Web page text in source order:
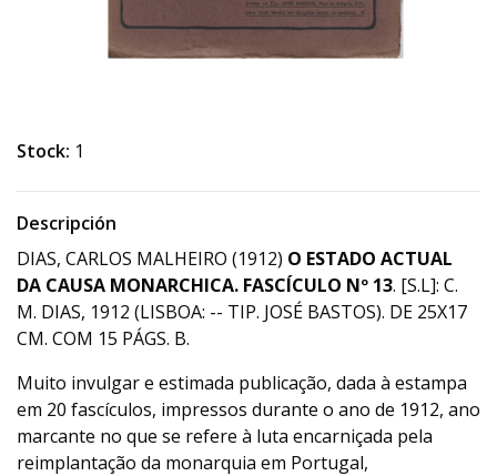
Stock: 1
Descripción
DIAS, CARLOS MALHEIRO (1912) O ESTADO ACTUAL
DA CAUSA MONARCHICA. FASCÍCULO Nº 13. [S.L]: C.
M. DIAS, 1912 (LISBOA: -- TIP. JOSÉ BASTOS). DE 25X17
CM. COM 15 PÁGS. B.
Muito invulgar e estimada publicação, dada à estampa
em 20 fascículos, impressos durante o ano de 1912, ano
marcante no que se refere à luta encarniçada pela
reimplantação da monarquia em Portugal,